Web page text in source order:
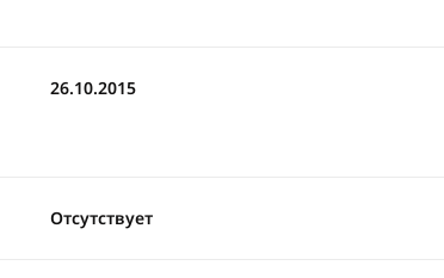
26.10.2015
Отсутствует